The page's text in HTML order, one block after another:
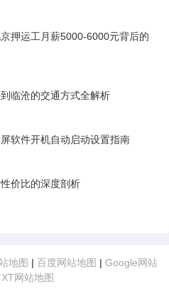
押运工月薪5000-6000元背后的
临沧的交通方式全解析
软件开机自动启动设置指南
价比的深度剖析
地图 | 百度网站地图 | Google网站
网站地图